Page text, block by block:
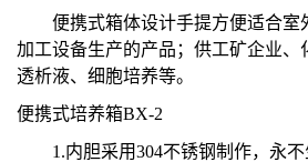
便携式箱体设计手提方便适合
加工设备生产的产品；供工矿企业
透析液、细胞培养等。
便携式培养箱BX-2
1.内胆采用304不锈钢制作，永